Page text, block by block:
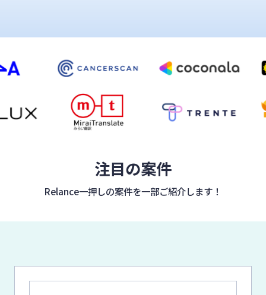
注目の案件
Relance一押しの案件を一部ご紹介します！